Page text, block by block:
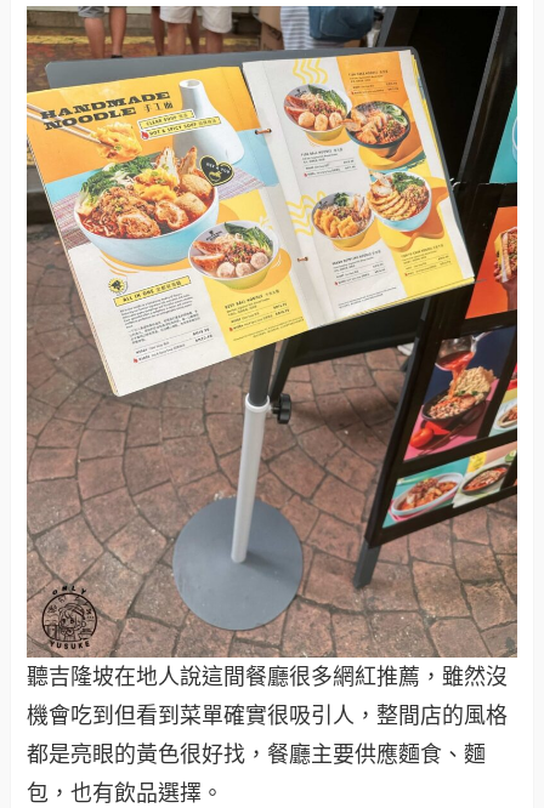
聽吉隆坡在地人說這間餐廳很多網紅推薦，雖然沒
機會吃到但看到菜單確實很吸引人，整間店的風格
都是亮眼的黃色很好找，餐廳主要供應麵食、麵
包，也有飲品選擇。